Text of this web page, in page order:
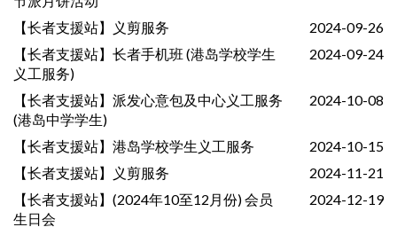
【长者支援站】义剪服务
2024-09-26
【长者支援站】长者手机班 (港岛学校学生
义工服务)
2024-09-24
【长者支援站】派发心意包及中心义工服务
(港岛中学学生)
2024-10-08
【长者支援站】港岛学校学生义工服务
2024-10-15
【长者支援站】义剪服务
2024-11-21
【长者支援站】(2024年10至12月份) 会员
生日会
2024-12-19